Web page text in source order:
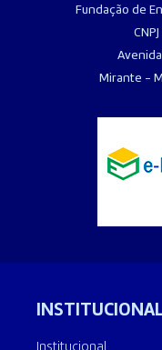
Fundação de
Mirante -